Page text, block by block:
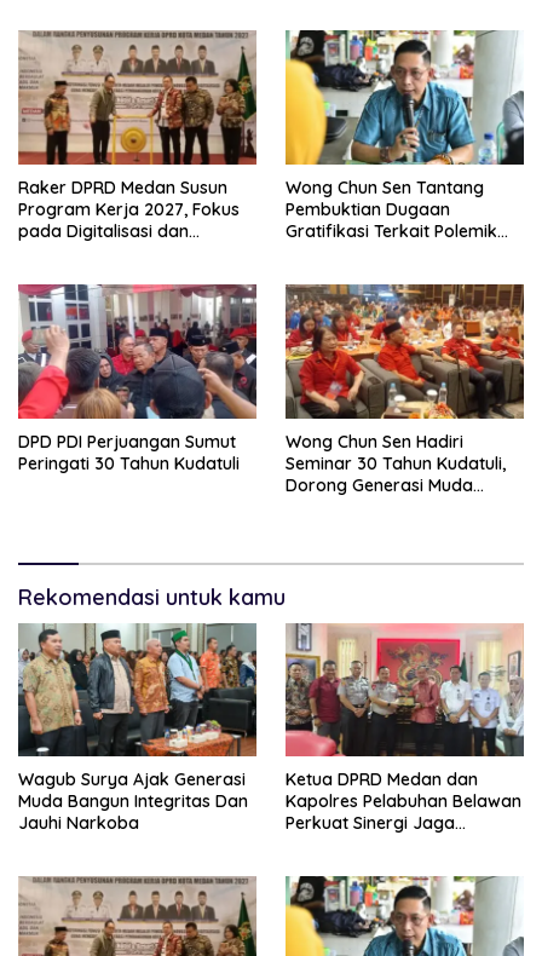
Belawan
Raker DPRD Medan Susun
Program Kerja 2027, Fokus
pada Digitalisasi dan
Wong Chun Sen Tantang
Pembuktian Dugaan
Gratifikasi Terkait Polemik
DPD PDI Perjuangan Sumut
Peringati 30 Tahun Kudatuli
Wong Chun Sen Hadiri
Seminar 30 Tahun Kudatuli,
Dorong Generasi Muda
Rekomendasi untuk kamu
Wagub Surya Ajak Generasi
Muda Bangun Integritas Dan
Jauhi Narkoba
Ketua DPRD Medan dan
Kapolres Pelabuhan Belawan
Perkuat Sinergi Jaga
Belawan